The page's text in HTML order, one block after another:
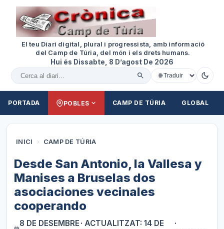
El teu Diari digital, plural i progressista, amb informació
del Camp de Túria, del món i els drets humans.
Hui és Dissabte, 8 D’agost De 2026
Cercar al diari
PORTADA POBLES CAMP DE TÚRIA GLOBAL
INICI › CAMP DE TÚRIA
Desde San Antonio, la Vallesa y
Manises a Bruselas dos
asociaciones vecinales
cooperando
8 DE DESEMBRE · ACTUALITZAT: 14 DE
·